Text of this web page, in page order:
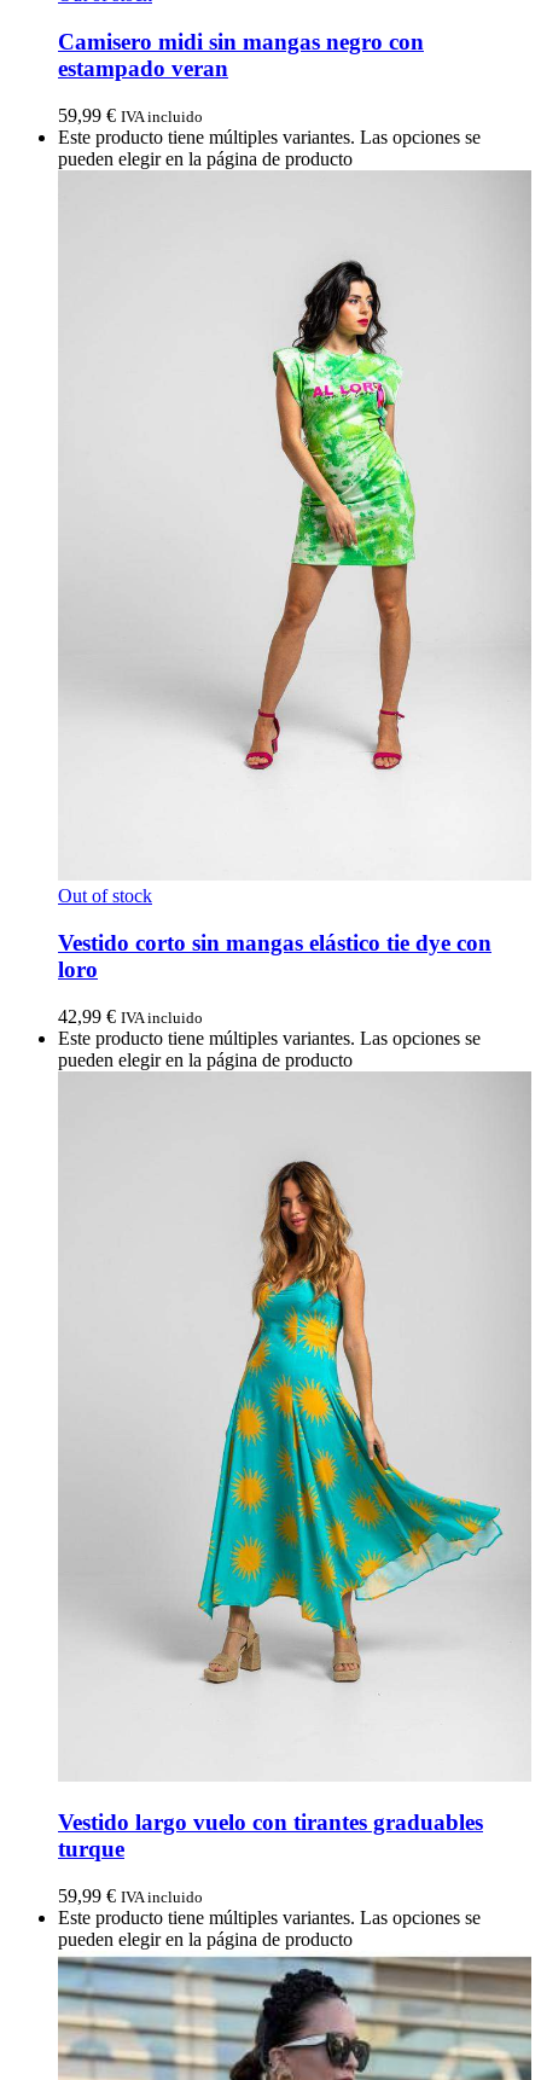
Camisero midi sin mangas negro con
estampado veran
59,99 € IVA incluido
Este producto tiene múltiples variantes. Las opciones se
pueden elegir en la página de producto
Out of stock
Vestido corto sin mangas elástico tie dye con
loro
42,99 € IVA incluido
Este producto tiene múltiples variantes. Las opciones se
pueden elegir en la página de producto
Vestido largo vuelo con tirantes graduables
turque
59,99 € IVA incluido
Este producto tiene múltiples variantes. Las opciones se
pueden elegir en la página de producto